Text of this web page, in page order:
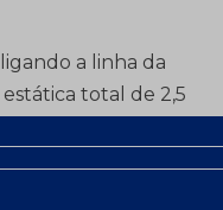
a linha da
total de 2,5
de vagões,
1,8 km de
e, por fim,